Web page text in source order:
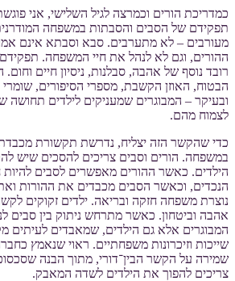
כמדריכת הורים וכמרצה לגיל השלישי, אני
תפקידם של הסבים והסבתות במשפחה
מעורבים – לא מתערבים. סבא וסבתא אינם
ההורים, וגם לא לנהל את חיי המשפחה. תפקידם
רובד נוסף של אהבה, סבלנות, ניסיון חיים
הבטוח, האוזן הקשבת, מספרי הסיפורים,
ובעיקר – המבוגרים שמעניקים לילדים תחושה
לצמוח מהם.
כדי שהקשר הזה יצליח, נדרשת תקשורת מכבדת
במשפחה. הורים וסבים צריכים להסכים שיש
הילדים. כאשר ההורים מאפשרים לסבים להיות
הנכדים, וכאשר הסבים מכבדים את ההורות
נוצרת משפחה חזקה ובריאה. ילדים זקוקים
אהבה וביטחון. כאשר מתרחש ניתוק בין סבים
המבוגרים אלא גם הילדים, שמאבדים לעיתים
שייכות וזיכרונות משפחתיים. ראוי שנאמץ
שמירה על הקשר הבין־דורי, מתוך הבנה
צריכים להפוך את הילדים לשדה המאבק.